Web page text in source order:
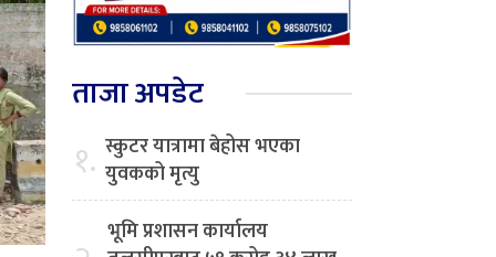
ताजा अपडेट
१. स्कुटर यात्रामा बेहोस भएका
युवकको मृत्यु
भूमि प्रशासन कार्यालय